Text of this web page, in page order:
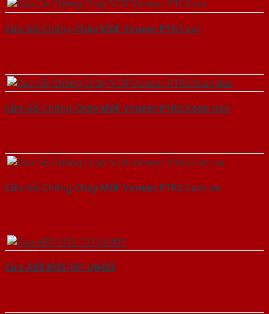
Cửa Gỗ Chống Cháy MDF Veneer P1G1 soi
Cửa Gỗ Chống Cháy MDF Veneer P1R2 Xoan dao
Cửa Gỗ Chống Cháy MDF Veneer P1R2 Cam xe
Cửa ABS KOS 101 U6405